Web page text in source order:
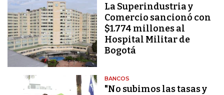
La Superindustria y
Comercio sancionó con
$1.774 millones al
Hospital Militar de
Bogotá
BANCOS
"No subimos las tasas y